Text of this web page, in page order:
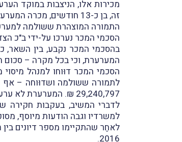
זה, בן כ-13 חודשים, מכרה המערערת את המקרקעין לכ-80 רוכשים. העִסקות בוצעו ב-15 מכירות אשר אירעו ב-7 מועדים שונים.
התמורה המוצהרת ששולמה למערערת
הסכמי המכר נערכו על-ידי ב"כ
בהסכמי המכר נקבע, בין השאר,
המערערת, וכי בכל מקרה – סכום
הסכמי המכר דוּוחו למנהל
לתמורה ששולמה ושדוּוחה – אף
29,240,797 ₪. המערערת לא ערערה לבית-המשפט על קביעה זו.
למשרדיו וגבה הודעות מיוסף,
2016.